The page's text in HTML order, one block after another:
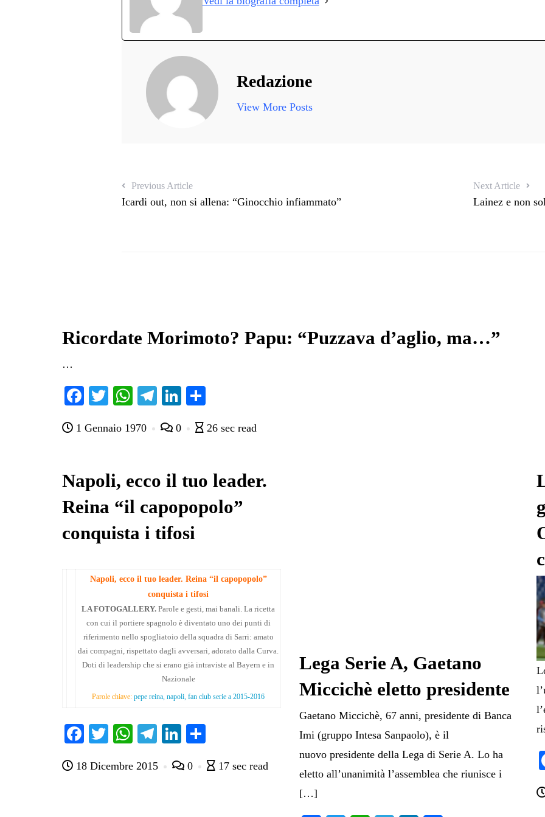
pp m
di
Redazione
View More Posts
Previous Article
Icardi out, non si allena: “Ginocchio infiammato”
Next Article
Lainez e non
Ricordate Morimoto? Papu: “Puzzava d’aglio, ma…”
…
Fa
bo
T
tte
W
ts
pp
Te
gr
m
Li
ed di
di
1 Gennaio 1970 0 26 sec read
Napoli, ecco il tuo leader.
Reina “il capopopolo”
conquista i tifosi
Napoli, ecco il tuo leader. Reina “il capopopolo”
conquista i tifosi
LA FOTOGALLERY. Parole e gesti, mai banali. La ricetta
con cui il portiere spagnolo è diventato uno dei punti di
riferimento nello spogliatoio della squadra di Sarri: amato
dai compagni, rispettato dagli avversari, adorato dalla Curva.
Doti di leadership che si erano già intraviste al Bayern e in
Nazionale
Parole chiave: pepe reina, napoli, fan club serie a 2015-2016
Fa
bo
T
tte
W
ts
Te
gr
Li
ed di
18 Dicembre 2015 0 17 sec read
Lega Serie A, Gaetano
Miccichè eletto presidente
Gaetano Miccichè, 67 anni, presidente di Banca
Imi (gruppo Intesa Sanpaolo), è il
nuovo presidente della Lega di Serie A. Lo ha
eletto all’unanimità l’assemblea che riunisce i
[…]